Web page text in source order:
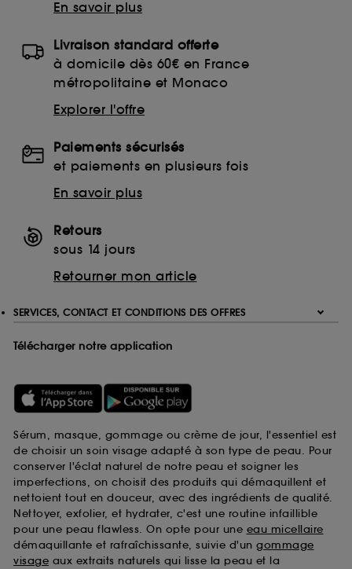
En savoir plus
Livraison standard offerte
à domicile dès 60€ en France
métropolitaine et Monaco
Explorer l'offre
Paiements sécurisés
et paiements en plusieurs fois
En savoir plus
Retours
sous 14 jours
Retourner mon article
SERVICES, CONTACT ET CONDITIONS DES OFFRES
Télécharger notre application
Sérum, masque, gommage ou crème de jour, l'essentiel est
de choisir un soin visage adapté à son type de peau. Pour
conserver l'éclat naturel de notre peau et soigner les
imperfections, on choisit des produits qui démaquillent et
nettoient tout en douceur, avec des ingrédients de qualité.
Nettoyer, exfolier, et hydrater, c'est une routine infaillible
pour une peau flawless. On opte pour une eau micellaire
démaquillante et rafraîchissante, suivie d'un gommage
visage aux extraits naturels qui lisse la peau et la